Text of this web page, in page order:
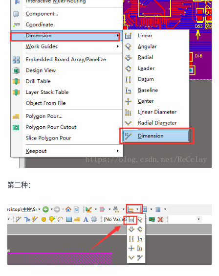
博
客
的
论
坛
我
的
圈
我
的
播
我
活
动
的
关
注
的
学
我
持
的
我
第二种：